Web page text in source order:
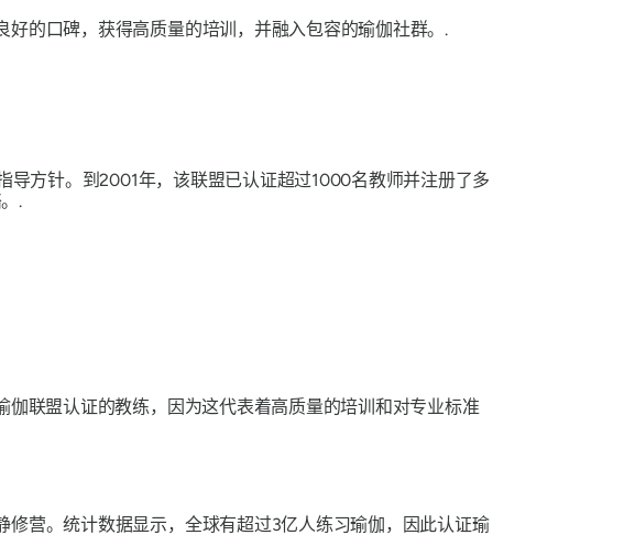
的口碑，获得高质量的培训，并融入包容的瑜伽社群。.
方针。到2001年，该联盟已认证超过1000名教师并注册了多
.
联盟认证的教练，因为这代表着高质量的培训和对专业标准
营。统计数据显示，全球有超过3亿人练习瑜伽，因此认证瑜